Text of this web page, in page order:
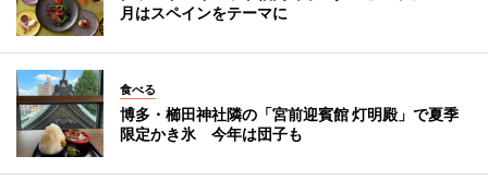
月はスペインをテーマに
食べる
博多・櫛田神社隣の「宮前迎賓館 灯明殿」で夏季
限定かき氷 今年は団子も